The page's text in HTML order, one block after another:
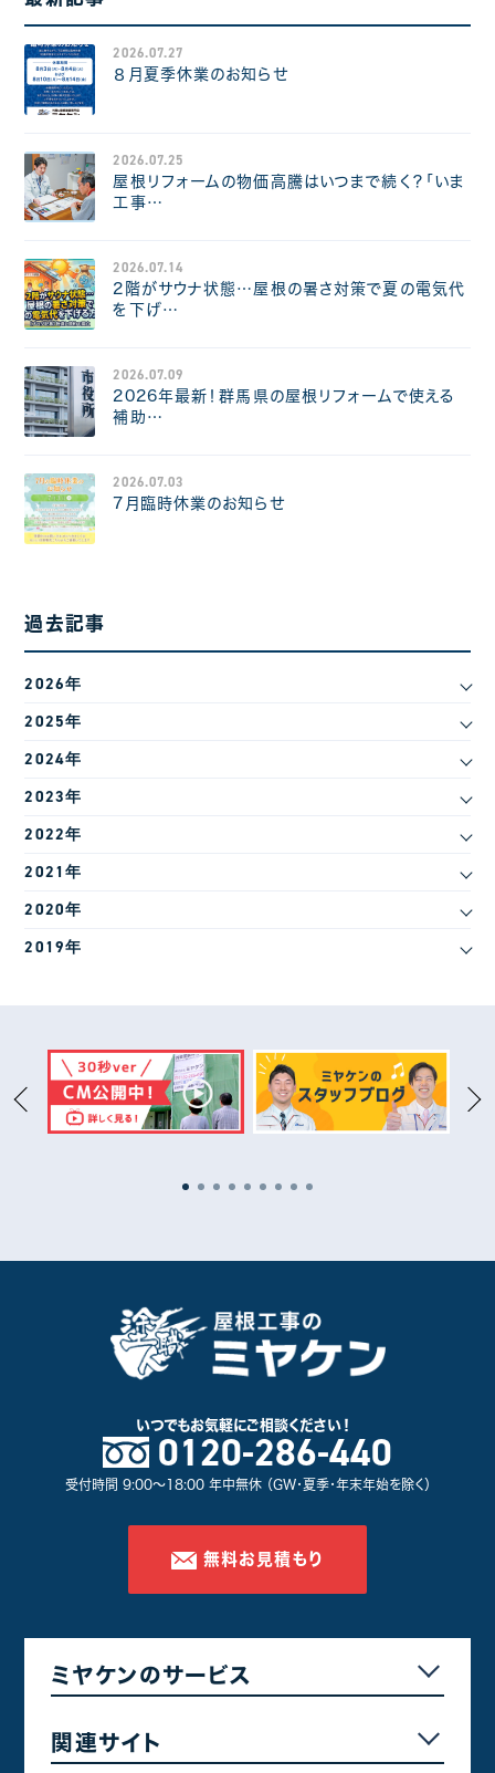
2026.07.27
８月夏季休業のお知らせ
2026.07.25
屋根リフォームの物価高騰はいつまで続く？「いま
工事…
2026.07.14
2階がサウナ状態…屋根の暑さ対策で夏の電気代
を下げ…
2026.07.09
2026年最新！群馬県の屋根リフォームで使える
補助…
2026.07.03
7月臨時休業のお知らせ
過去記事
2026年
2025年
2024年
2023年
2022年
2021年
2020年
2019年
いつでもお気軽にご相談ください！
0120-286-440
受付時間 9:00～18:00 年中無休 （GW・夏季・年末年始を除く）
無料お見積もり
ミヤケンのサービス
関連サイト